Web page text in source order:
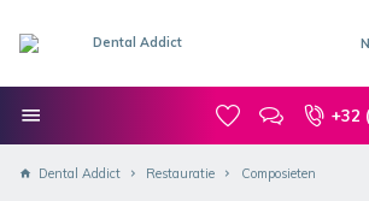
+32
Dental Addict Restauratie Composieten